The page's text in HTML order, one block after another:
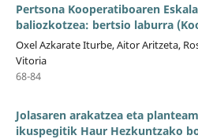
Pertsona Kooperatiboaren
baliozkotzea: bertsio laburra
Oxel Azkarate Iturbe, Aitor Aritzeta,
Vitoria
68-84
Jolasaren arakatzea eta
ikuspegitik Haur Hezkuntzako